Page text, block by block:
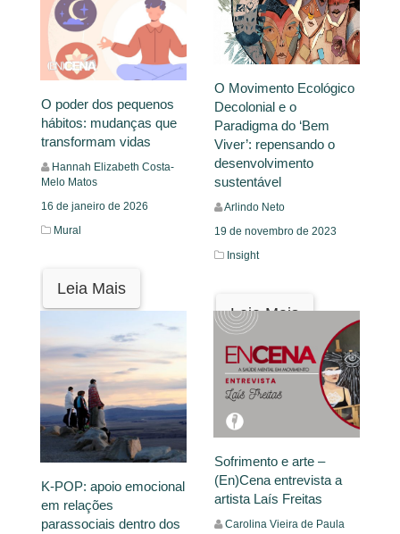
O poder dos pequenos
hábitos: mudanças que
transformam vidas
Hannah Elizabeth Costa-
Melo Matos
16 de janeiro de 2026
Mural
Leia Mais
O Movimento Ecológico
Decolonial e o
Paradigma do ‘Bem
Viver’: repensando o
desenvolvimento
sustentável
Arlindo Neto
19 de novembro de 2023
Insight
Leia Mais
K-POP: apoio emocional
em relações
parassociais dentro dos
Sofrimento e arte –
(En)Cena entrevista a
artista Laís Freitas
Carolina Vieira de Paula